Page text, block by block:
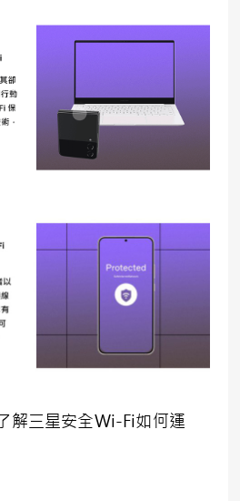
解三星安全Wi-Fi如何運